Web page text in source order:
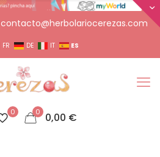
contacto@herbolariocerezas.com
FR DE IT ES
0 0 0,00 €